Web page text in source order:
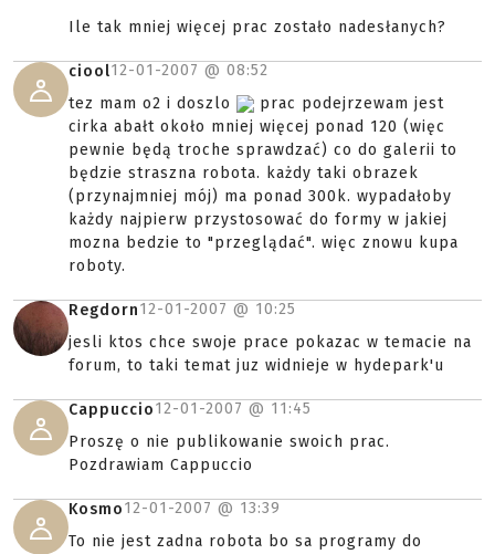
Ile tak mniej więcej prac zostało nadesłanych?
ciool12-01-2007 @ 08:52
tez mam o2 i doszlo
prac podejrzewam jest
cirka abałt około mniej więcej ponad 120 (więc
pewnie będą troche sprawdzać) co do galerii to
będzie straszna robota. każdy taki obrazek
(przynajmniej mój) ma ponad 300k. wypadałoby
każdy najpierw przystosować do formy w jakiej
mozna bedzie to "przeglądać". więc znowu kupa
roboty.
Regdorn12-01-2007 @ 10:25
jesli ktos chce swoje prace pokazac w temacie na
forum, to taki temat juz widnieje w hydepark'u
Cappuccio12-01-2007 @ 11:45
Proszę o nie publikowanie swoich prac.
Pozdrawiam Cappuccio
Kosmo12-01-2007 @ 13:39
To nie jest zadna robota bo sa programy do